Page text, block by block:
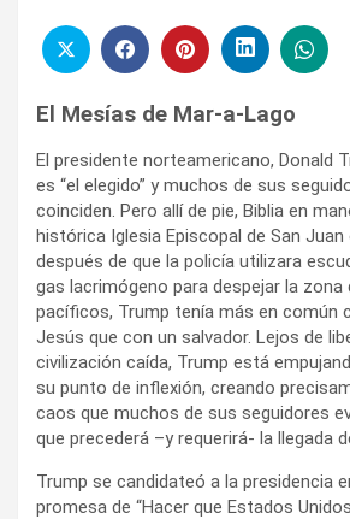
El Mesías de Mar-a-Lago
El presidente norteamericano, Donald
es “el elegido” y muchos de sus
coinciden. Pero allí de pie, Biblia en
histórica Iglesia Episcopal de San Juan
después de que la policía utilizara
gas lacrimógeno para despejar la
pacíficos, Trump tenía más en común
Jesús que con un salvador. Lejos de
civilización caída, Trump está
su punto de inflexión, creando
caos que muchos de sus seguidores
que precederá –y requerirá- la llegada
Trump se candidateó a la presidencia
promesa de “Hacer que Estados